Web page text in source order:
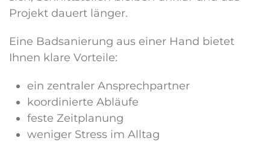
Projekt dauert länger.
Eine Badsanierung aus einer Hand bietet
Ihnen klare Vorteile:
ein zentraler Ansprechpartner
koordinierte Abläufe
feste Zeitplanung
weniger Stress im Alltag